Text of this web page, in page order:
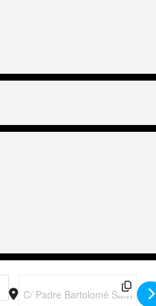
Destination Address - ESP -